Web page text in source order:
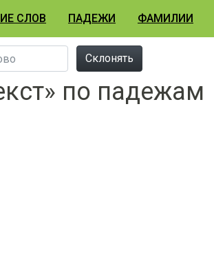
СЛОВ ПАДЕЖИ ФАМИЛИИ
Склонять
по падежам